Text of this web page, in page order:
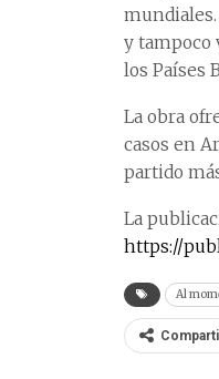
y tampoco
los Países
La obra
casos en
partido
La
https://
Al